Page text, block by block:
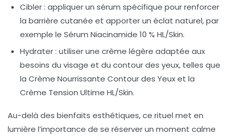
Cibler : appliquer un sérum spécifique pour renforcer
la barrière cutanée et apporter un éclat naturel, par
exemple le Sérum Niacinamide 10 % HL/Skin.
Hydrater : utiliser une crème légère adaptée aux
besoins du visage et du contour des yeux, telles que
la Crème Nourrissante Contour des Yeux et la
Crème Tension Ultime HL/Skin.
Au-delà des bienfaits esthétiques, ce rituel met en
lumière l’importance de se réserver un moment calme